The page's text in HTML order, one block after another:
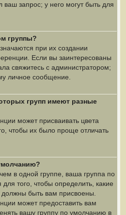
ваш запрос; у него могут быть для
группы?
при их создании
Если вы заинтересованы
свяжитесь с администратором;
личное сообщение.
групп имеют разные
может присваивать цвета
чтобы их было проще отличать
в одной группе, ваша группа по
того, чтобы определить, какие
должны быть вам присвоены.
может предоставить вам
вашу группу по умолчанию в